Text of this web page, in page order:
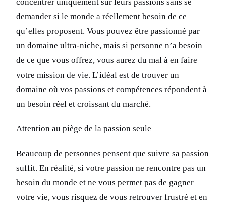
concentrer uniquement sur leurs passions sans se
demander si le monde a réellement besoin de ce
qu’elles proposent. Vous pouvez être passionné par
un domaine ultra-niche, mais si personne n’a besoin
de ce que vous offrez, vous aurez du mal à en faire
votre mission de vie. L’idéal est de trouver un
domaine où vos passions et compétences répondent à
un besoin réel et croissant du marché.
Attention au piège de la passion seule
Beaucoup de personnes pensent que suivre sa passion
suffit. En réalité, si votre passion ne rencontre pas un
besoin du monde et ne vous permet pas de gagner
votre vie, vous risquez de vous retrouver frustré et en